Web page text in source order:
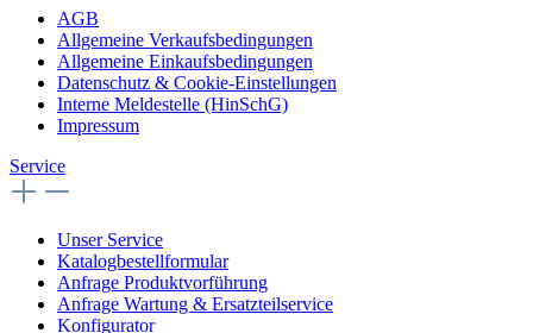
AGB
Allgemeine Verkaufsbedingungen
Allgemeine Einkaufsbedingungen
Datenschutz & Cookie-Einstellungen
Interne Meldestelle (HinSchG)
Impressum
Service
Unser Service
Katalogbestellformular
Anfrage Produktvorführung
Anfrage Wartung & Ersatzteilservice
Konfigurator